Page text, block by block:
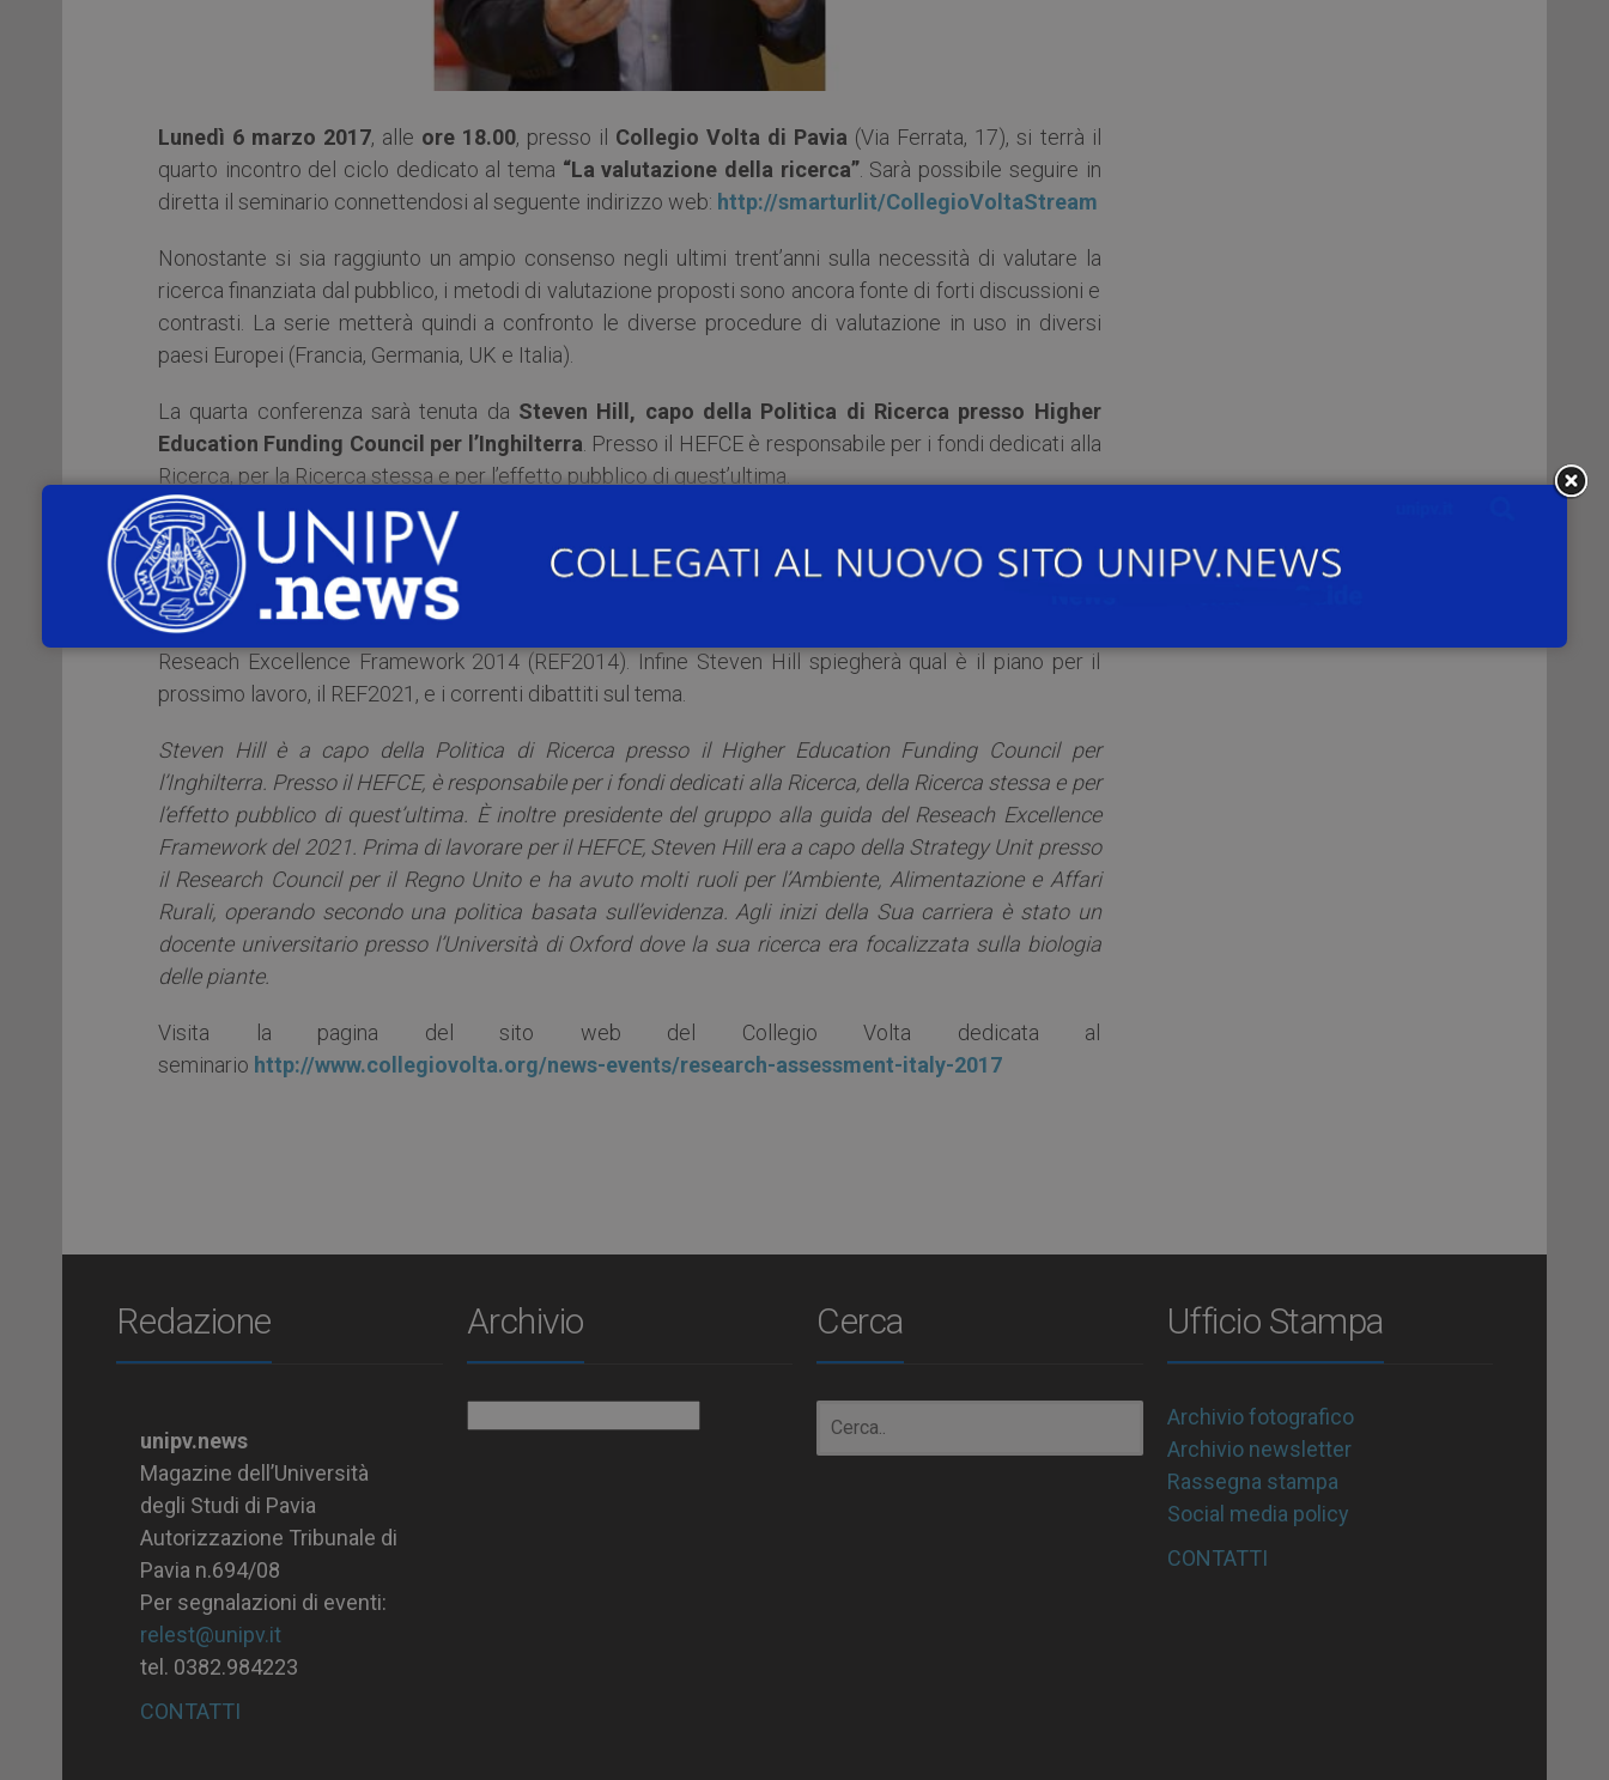
Lunedì 6 marzo 2017, alle ore 18.00, presso il Collegio Volta di Pavia (Via Ferrata, 17), si terrà il
quarto incontro del ciclo dedicato al tema “La valutazione della ricerca”. Sarà possibile seguire in
diretta il seminario connettendosi al seguente indirizzo web: http://smarturlit/CollegioVoltaStream
Nonostante si sia raggiunto un ampio consenso negli ultimi trent’anni sulla necessità di valutare la
ricerca finanziata dal pubblico, i metodi di valutazione proposti sono ancora fonte di forti discussioni e
contrasti. La serie metterà quindi a confronto le diverse procedure di valutazione in uso in diversi
paesi Europei (Francia, Germania, UK e Italia).
La quarta conferenza sarà tenuta da Steven Hill, capo della Politica di Ricerca presso Higher
Education Funding Council per l’Inghilterra. Presso il HEFCE è responsabile per i fondi dedicati alla
Ricerca, per la Ricerca stessa e per l’effetto pubblico di quest’ultima.
La valutazione periodica nazionale della Ricerca è stato un punto chiave della politica della Ricerca nel
Regno Unito negli scorsi trent’anni. In questa conferenza il relatore mostrerà il piano di sviluppo e di
evoluzione della valutazione della Ricerca, con particolare attenzione ai dibatti sul ruolo della revisione
dei pari e della metrica, esaminando l’introduzione della valutazione dell’impatto sulla società del
Reseach Excellence Framework 2014 (REF2014). Infine Steven Hill spiegherà qual è il piano per il
prossimo lavoro, il REF2021, e i correnti dibattiti sul tema.
Steven Hill è a capo della Politica di Ricerca presso il Higher Education Funding Council per
l’Inghilterra. Presso il HEFCE, è responsabile per i fondi dedicati alla Ricerca, della Ricerca stessa e per
l’effetto pubblico di quest’ultima. È inoltre presidente del gruppo alla guida del Reseach Excellence
Framework del 2021. Prima di lavorare per il HEFCE, Steven Hill era a capo della Strategy Unit presso
il Research Council per il Regno Unito e ha avuto molti ruoli per l’Ambiente, Alimentazione e Affari
Rurali, operando secondo una politica basata sull’evidenza. Agli inizi della Sua carriera è stato un
docente universitario presso l’Università di Oxford dove la sua ricerca era focalizzata sulla biologia
delle piante.
Visita la pagina del sito web del Collegio Volta dedicata al
seminario http://www.collegiovolta.org/news-events/research-assessment-italy-2017
Redazione
unipv.news
Magazine dell’Università
degli Studi di Pavia
Autorizzazione Tribunale di
Pavia n.694/08
Per segnalazioni di eventi:
relest@unipv.it
tel. 0382.984223
CONTATTI
Archivio Cerca Ufficio Stampa
Archivio fotografico
Archivio newsletter
Rassegna stampa
Social media policy
CONTATTI